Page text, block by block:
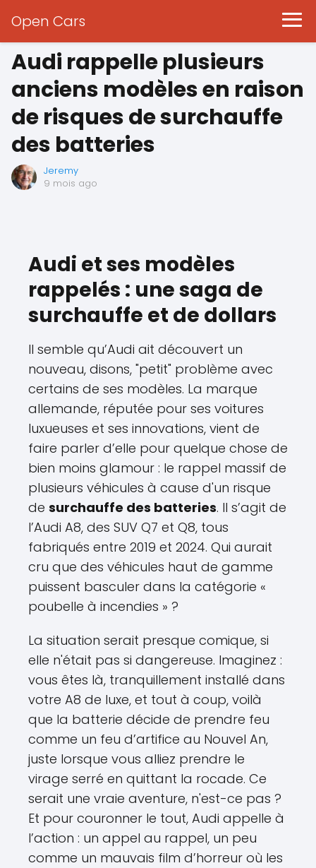
Open Cars
Audi rappelle plusieurs
anciens modèles en raison
de risques de surchauffe
des batteries
Jeremy
9 mois ago
Audi et ses modèles
rappelés : une saga de
surchauffe et de dollars
Il semble qu’Audi ait découvert un
nouveau, disons, "petit" problème avec
certains de ses modèles. La marque
allemande, réputée pour ses voitures
luxueuses et ses innovations, vient de
faire parler d’elle pour quelque chose de
bien moins glamour : le rappel massif de
plusieurs véhicules à cause d'un risque
de surchauffe des batteries. Il s’agit de
l’Audi A8, des SUV Q7 et Q8, tous
fabriqués entre 2019 et 2024. Qui aurait
cru que des véhicules haut de gamme
puissent basculer dans la catégorie «
poubelle à incendies » ?
La situation serait presque comique, si
elle n'était pas si dangereuse. Imaginez :
vous êtes là, tranquillement installé dans
votre A8 de luxe, et tout à coup, voilà
que la batterie décide de prendre feu
comme un feu d’artifice au Nouvel An,
juste lorsque vous alliez prendre le
virage serré en quittant la rocade. Ce
serait une vraie aventure, n'est-ce pas ?
Et pour couronner le tout, Audi appelle à
l’action : un appel au rappel, un peu
comme un mauvais film d’horreur où les